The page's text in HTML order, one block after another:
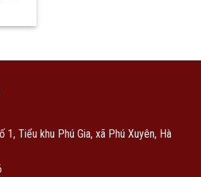
1, Tiểu khu Phú Gia, xã Phú Xuyên, Hà